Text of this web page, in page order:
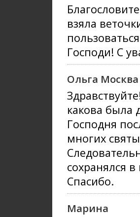
взяла
Господи! С
Ольга Москва
какова была
Господня
многих
сохранялся
Спасибо.
Марина